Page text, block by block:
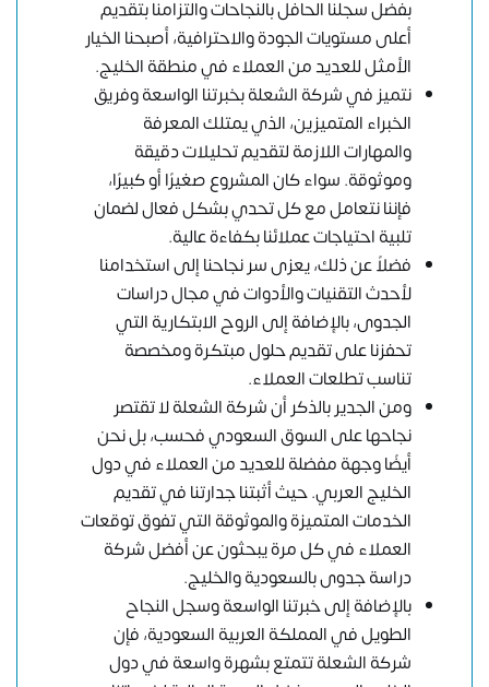
بفضل سجلنا الحافل بالنجاحات والتزامنا بتقديم
أعلى مستويات الجودة والاحترافية، أصبحنا الخيار
الأمثل للعديد من العملاء في منطقة الخليج.
نتميز في شركة الشعلة بخبرتنا الواسعة وفريق
الخبراء المتميزين، الذي يمتلك المعرفة
والمهارات اللازمة لتقديم تحليلات دقيقة
وموثوقة. سواء كان المشروع صغيرًا أو كبيرًا،
فإننا نتعامل مع كل تحدي بشكل فعال لضمان
تلبية احتياجات عملائنا بكفاءة عالية.
فضلاً عن ذلك، يعزى سر نجاحنا إلى استخدامنا
لأحدث التقنيات والأدوات في مجال دراسات
الجدوى، بالإضافة إلى الروح الابتكارية التي
تحفزنا على تقديم حلول مبتكرة ومخصصة
تناسب تطلعات العملاء.
ومن الجدير بالذكر أن شركة الشعلة لا تقتصر
نجاحها على السوق السعودي فحسب، بل نحن
أيضًا وجهة مفضلة للعديد من العملاء في دول
الخليج العربي. حيث أثبتنا جدارتنا في تقديم
الخدمات المتميزة والموثوقة التي تفوق توقعات
العملاء في كل مرة يبحثون عن أفضل شركة
دراسة جدوى بالسعودية والخليج.
بالإضافة إلى خبرتنا الواسعة وسجل النجاح
الطويل في المملكة العربية السعودية، فإن
شركة الشعلة تتمتع بشهرة واسعة في دول